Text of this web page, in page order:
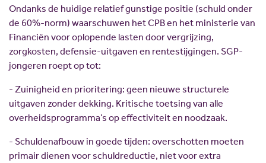
Ondanks de huidige relatief gunstige positie (schuld onder
de 60%-norm) waarschuwen het CPB en het ministerie van
Financiën voor oplopende lasten door vergrijzing,
zorgkosten, defensie-uitgaven en rentestijgingen. SGP-
jongeren roept op tot:
- Zuinigheid en prioritering: geen nieuwe structurele
uitgaven zonder dekking. Kritische toetsing van alle
overheidsprogramma’s op effectiviteit en noodzaak.
- Schuldenafbouw in goede tijden: overschotten moeten
primair dienen voor schuldreductie, niet voor extra